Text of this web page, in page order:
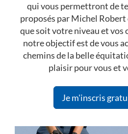
qui vous permettront de
proposés par Michel Robert
que soit votre niveau et vos
notre objectif est de vous
chemins de la belle
plaisir pour vous et
Je m'inscris